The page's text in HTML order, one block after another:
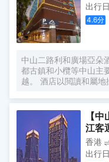
出行
4.6分
中山二路利和廣場亞朵
都古鎮和小欖等中山主
越。 酒店以閲讀和屬地
全套高端阿芙精油系列
施。
【
江客
香港
出行